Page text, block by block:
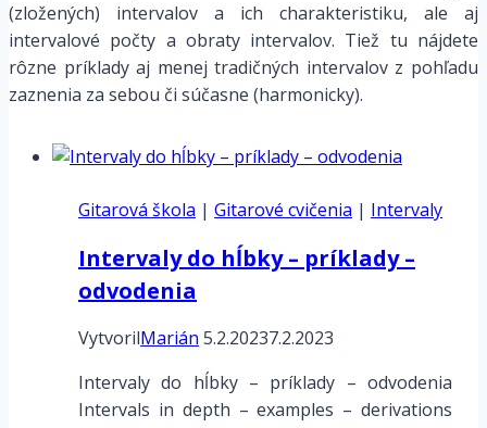
(zložených) intervalov a ich charakteristiku, ale aj
intervalové počty a obraty intervalov. Tiež tu nájdete
rôzne príklady aj menej tradičných intervalov z pohľadu
zaznenia za sebou či súčasne (harmonicky).
Gitarová škola | Gitarové cvičenia | Intervaly
Intervaly do hĺbky – príklady –
odvodenia
VytvorilMarián 5.2.20237.2.2023
Intervaly do hĺbky – príklady – odvodenia
Intervals in depth – examples – derivations